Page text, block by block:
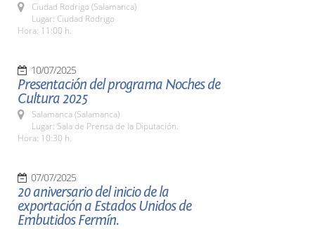
Ciudad Rodrigo (Salamanca)
Lugar: Ciudad Rodrigo
Hora: 11:00 h.
10/07/2025
Presentación del programa Noches de
Cultura 2025
Salamanca (Salamanca)
Lugar: Sala de Prensa de la Diputación.
Hora: 10:30 h.
07/07/2025
20 aniversario del inicio de la
exportación a Estados Unidos de
Embutidos Fermín.